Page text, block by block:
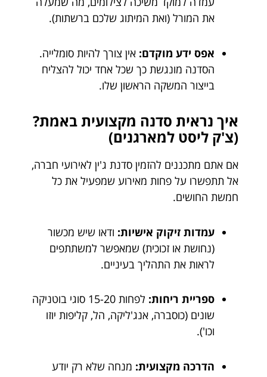
את המורל (ואת המיתוג שלכם ברשתות).
אפס ידע מוקדם: אין צורך להיות סומלייה.
הסדנה מונגשת כך שכל אחד יכול להצליח
בייצור המשקה הראשון שלו.
איך נראית סדנה מקצועית באמת?
(צ'ק ליסט למארגנים)
אם אתם מתכננים להזמין סדנת ג'ין לאירועי חברה,
אל תתפשרו על פחות מאירוע שמפעיל את כל
חמשת החושים.
עמדות זיקוק אישיות: ודאו שיש מכשור
(נחושת או זכוכית) שמאפשר למשתתפים
לראות את התהליך בעיניים.
ספריית ריחות:
לפחות 15-20 סוגי בוטניקה
שונים (כוסברה, אנג'ליקה, הל, קליפות יוזו
וכו').
הדרכה מקצועית: מנחה שלא רק יודע